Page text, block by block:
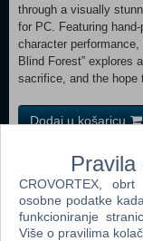
through a visually
for PC. Featuring
character
Blind Forest” explores
sacrifice, and the
Dodaj u košaricu
Popularno
Grand Theft Auto
Grand Theft Auto
CROVORTEX,
osobne podatke
funkcioniranje
Više o pravilima